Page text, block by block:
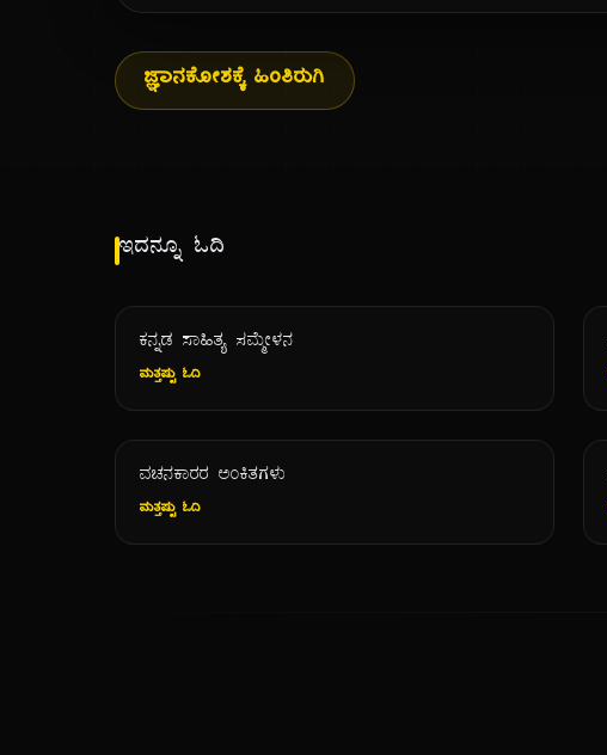
ಜ್ಞಾನಕೋಶಕ್ಕೆ ಹಿಂತಿರುಗಿ
ಇದನ್ನೂ ಓದಿ
ಕನ್ನಡ ಸಾಹಿತ್ಯ ಸಮ್ಮೇಳನ
ಮತ್ತಷ್ಟು ಓದಿ
ವಚನಕಾರರ ಅಂಕಿತಗಳು
ಮತ್ತಷ್ಟು ಓದಿ